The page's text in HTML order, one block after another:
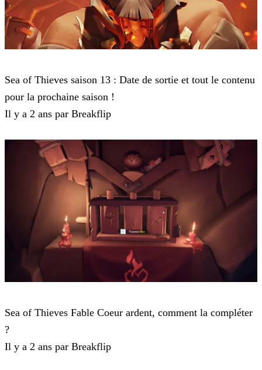
Sea of Thieves saison 13 : Date de sortie et tout le contenu
pour la prochaine saison !
Il y a 2 ans par Breakflip
Sea of Thieves Fable Coeur ardent, comment la compléter
?
Il y a 2 ans par Breakflip